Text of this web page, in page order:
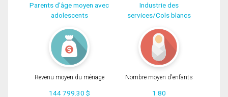
Parents d'âge moyen avec
adolescents
Industrie des
services/Cols blancs
Revenu moyen du ménage
144 799.30 $
Nombre moyen d'enfants
1.80